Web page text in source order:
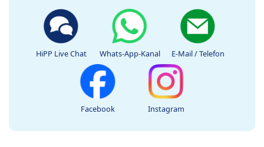
HiPP Live Chat Whats-App-Kanal E-Mail / Telefon
Facebook Instagram